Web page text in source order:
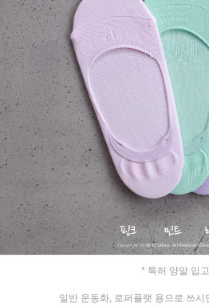
* 특허 양말 입
일반 운동화, 로퍼플랫 용으로 쓰